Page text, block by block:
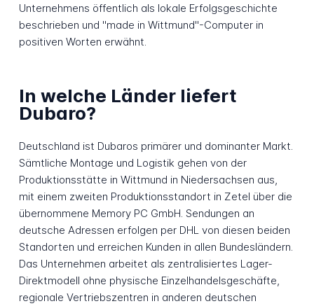
Unternehmens öffentlich als lokale Erfolgsgeschichte
beschrieben und "made in Wittmund"-Computer in
positiven Worten erwähnt.
In welche Länder liefert
Dubaro?
Deutschland ist Dubaros primärer und dominanter Markt.
Sämtliche Montage und Logistik gehen von der
Produktionsstätte in Wittmund in Niedersachsen aus,
mit einem zweiten Produktionsstandort in Zetel über die
übernommene Memory PC GmbH. Sendungen an
deutsche Adressen erfolgen per DHL von diesen beiden
Standorten und erreichen Kunden in allen Bundesländern.
Das Unternehmen arbeitet als zentralisiertes Lager-
Direktmodell ohne physische Einzelhandelsgeschäfte,
regionale Vertriebszentren in anderen deutschen